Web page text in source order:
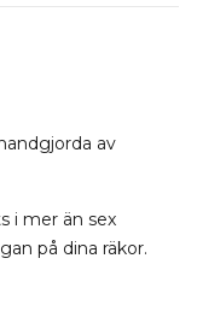
av
i mer än sex
på dina räkor.